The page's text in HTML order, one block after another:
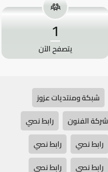
1
يتصفح الآن
شبكة ومنتديات عزوز
شركة الفنون
رابط نصي
رابط نصي
رابط نصي
رابط نصي رابط نصي